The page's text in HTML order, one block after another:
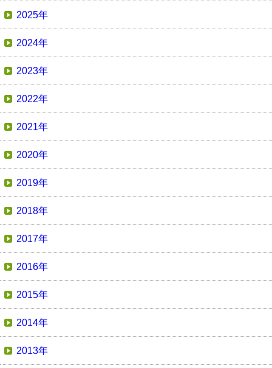
2025年
2024年
2023年
2022年
2021年
2020年
2019年
2018年
2017年
2016年
2015年
2014年
2013年